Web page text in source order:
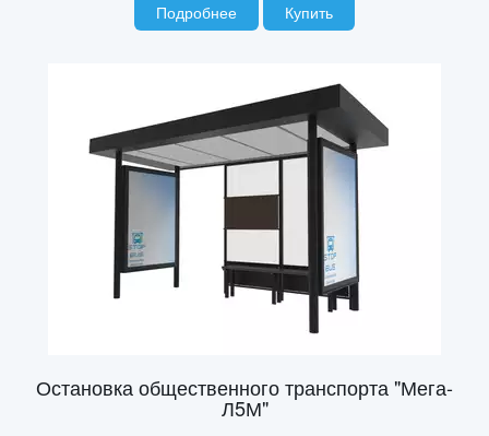
Подробнее Купить
Остановка общественного транспорта "Мега-
Л5М"